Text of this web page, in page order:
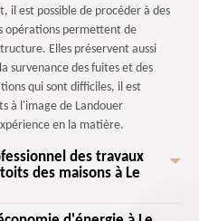
il est possible de procéder à des
opérations permettent de
Elles préservent aussi
survenance des fuites et des
qui sont difficiles, il est
à l'image de Landouer
en la matière.
des travaux
des maisons à Le